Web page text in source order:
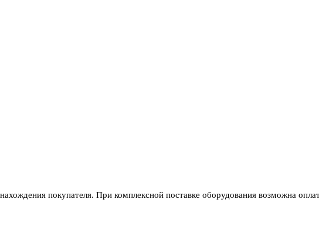
покупателя. При комплексной поставке оборудования возможна